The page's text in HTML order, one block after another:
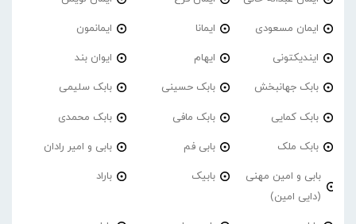
ایمان مسعودی ایمانا ایمانمون
ایندیکتونی ایهام ایوان بند
بابک جهانبخش بابک حسینی بابک سلیمی
بابک کمایی بابک مافی بابک محمدی
بابک ملک بابی فم بابی و امیر رادان
بابی و امین مهنی
(دایی امین)
بابیک باراد